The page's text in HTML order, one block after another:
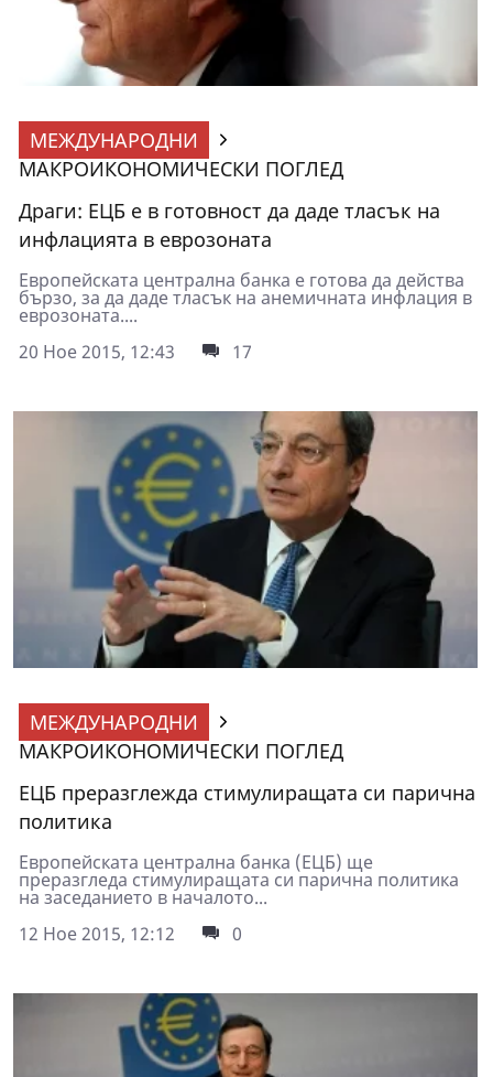
МЕЖДУНАРОДНИ
МАКРОИКОНОМИЧЕСКИ ПОГЛЕД
Драги: ЕЦБ е в готовност да даде тласък на
инфлацията в еврозоната
Европейската централна банка е готова да действа
бързо, за да даде тласък на анемичната инфлация в
еврозоната....
20 Ное 2015, 12:43
17
МЕЖДУНАРОДНИ
МАКРОИКОНОМИЧЕСКИ ПОГЛЕД
ЕЦБ преразглежда стимулиращата си парична
политика
Европейската централна банка (ЕЦБ) ще
преразгледа стимулиращата си парична политика
на заседанието в началото...
12 Ное 2015, 12:12
0